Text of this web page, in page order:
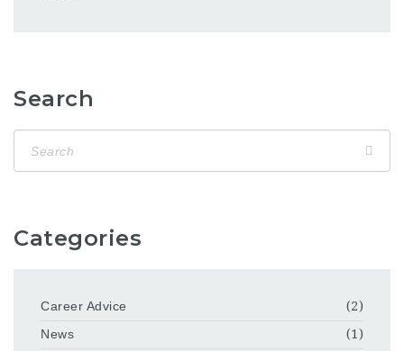
Search
Categories
Career Advice
(2)
News
(1)